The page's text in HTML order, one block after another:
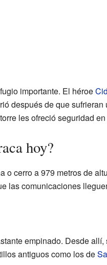
importante. El héroe
después de que
les ofreció seguridad
hoy?
o cerro a 979 metros de
las comunicaciones
empinado. Desde
antiguos como los de